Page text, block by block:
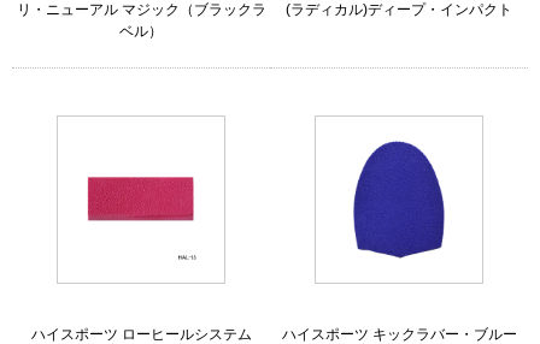
リ・ニューアル マジック（ブラックラ
ベル）
(ラディカル)ディープ・インパクト
ハイスポーツ ローヒールシステム
ハイスポーツ キックラバー・ブルー